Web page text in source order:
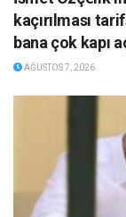
kaçırılması
bana çok kapı
AĞUSTOS 7, 2026